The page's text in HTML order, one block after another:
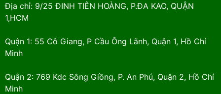
Địa chỉ: 9/25 ĐINH TIÊN HOÀNG, P.ĐA KAO, QUẬN
1,HCM
Quận 1: 55 Cô Giang, P Cầu Ông Lãnh, Quận 1, Hồ Chí
Minh
Quận 2: 769 Kdc Sông Giồng, P. An Phú, Quận 2, Hồ Chí
Minh